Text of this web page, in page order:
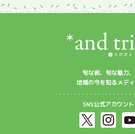
旬な街、旬な魅力、
地域の今を知るメデ
SNS公式アカウント